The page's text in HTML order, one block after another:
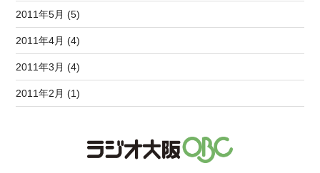
2011年5月 (5)
2011年4月 (4)
2011年3月 (4)
2011年2月 (1)